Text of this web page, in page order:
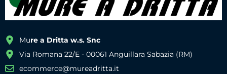
Mure a Dritta w.s. Snc
Via Romana 22/E - 00061 Anguillara Sabazia (RM)
ecommerce@mureadritta.it